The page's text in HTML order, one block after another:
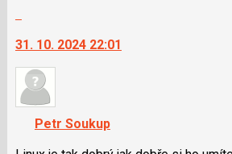
následující
a
P
pro
předchozí
další
nový
názor.
navigaci
lze
31. 10. 2024 22:01
Petr Soukup